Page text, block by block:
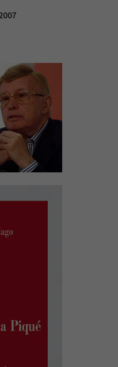
funcionalidades
desaparecerán
de la web.